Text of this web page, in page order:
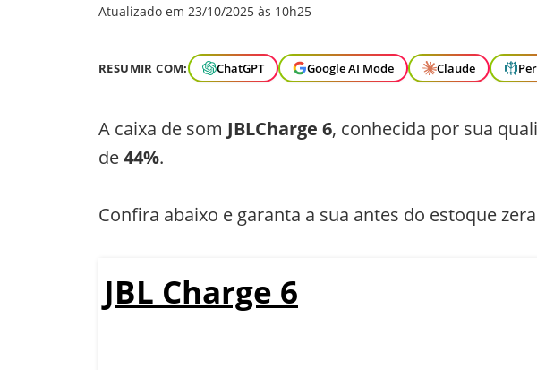
Atualizado em 23/10/2025 às 10h25
RESUMIR COM: ChatGPT Google AI Mode Claude
A caixa de som JBLCharge 6, conhecida por sua
de44%.
Confira abaixo e garanta a sua antes do estoque
JBL Charge 6